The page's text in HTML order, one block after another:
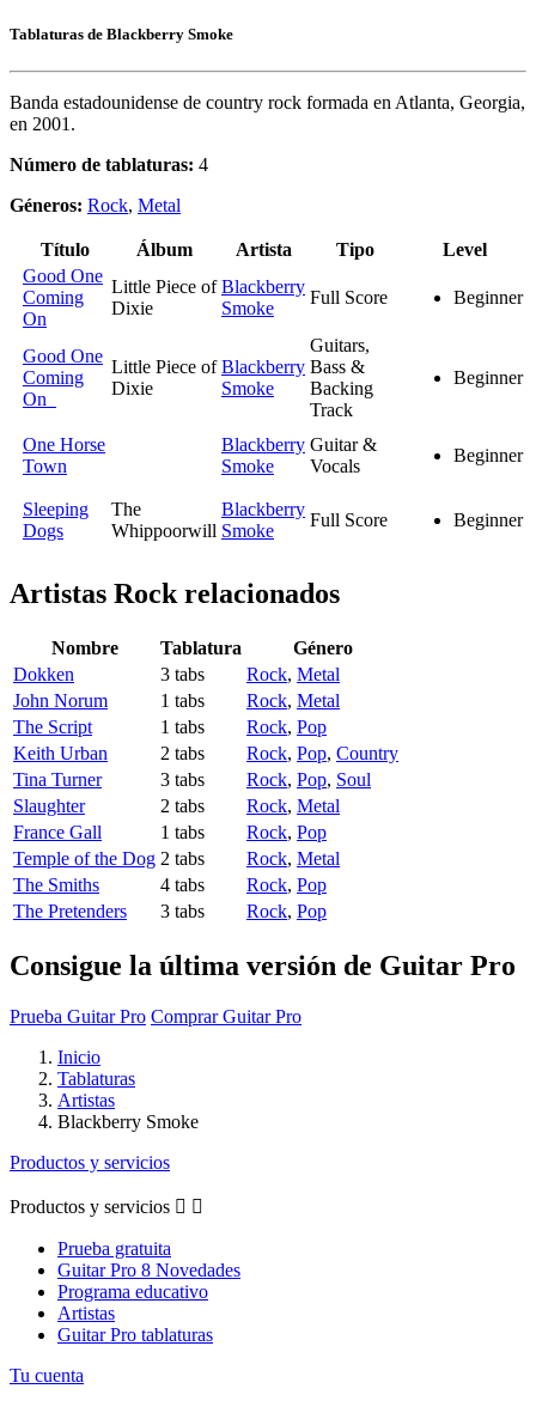
Tablaturas de Blackberry Smoke
Banda estadounidense de country rock formada en Atlanta, Georgia,
en 2001.
Número de tablaturas: 4
Géneros: Rock, Metal
Título Álbum Artista Tipo
Level
Good One
Coming
On
Little Piece of
Dixie
Blackberry
Smoke
Full Score Beginner
Good One
Coming
On
Little Piece of
Dixie
Blackberry
Smoke
Guitars,
Bass &
Backing
Track
Beginner
One Horse
Town
Blackberry
Smoke
Guitar &
Vocals
Beginner
Sleeping
Dogs
The
Whippoorwill
Blackberry
Smoke
Full Score Beginner
Artistas Rockrelacionados
Nombre Tablatura
Género
Dokken
3 tabs Rock, Metal
John Norum
1 tabs Rock, Metal
The Script
1 tabs Rock, Pop
Keith Urban
2 tabs Rock, Pop, Country
Tina Turner
3 tabs Rock, Pop, Soul
Slaughter
2 tabs Rock, Metal
France Gall
1 tabs Rock, Pop
Temple of the Dog 2 tabs Rock, Metal
The Smiths
4 tabs Rock, Pop
The Pretenders
3 tabs Rock, Pop
Consigue la última versión de Guitar Pro
Prueba Guitar Pro Comprar Guitar Pro
Inicio
Tablaturas
Artistas
Blackberry Smoke
Productos y servicios
Productos y servicios  
Prueba gratuita
Guitar Pro 8 Novedades
Programa educativo
Artistas
Guitar Pro tablaturas
Tu cuenta